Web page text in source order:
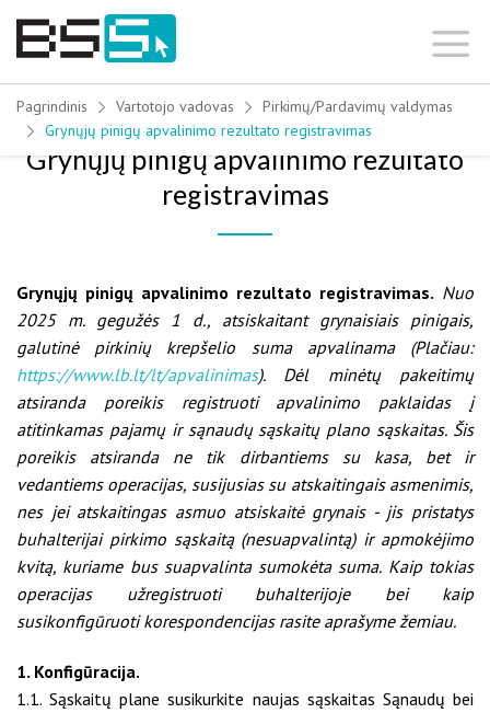
Skip
Pagrindinis Vartotojo vadovas
Pirkimų/Pardavimų valdymas
Grynųjų pinigų apvalinimo rezultato registravimas
Grynųjų pinigų apvalinimo rezultato
registravimas
Grynųjų pinigų apvalinimo rezultato registravimas. Nuo
2025 m. gegužės 1 d., atsiskaitant grynaisiais pinigais,
galutinė pirkinių krepšelio suma apvalinama (Plačiau:
https://www.lb.lt/lt/apvalinimas). Dėl minėtų pakeitimų
atsiranda poreikis registruoti apvalinimo paklaidas į
atitinkamas pajamų ir sąnaudų sąskaitų plano sąskaitas. Šis
poreikis atsiranda ne tik dirbantiems su kasa, bet ir
vedantiems operacijas, susijusias su atskaitingais asmenimis,
nes jei atskaitingas asmuo atsiskaitė grynais - jis pristatys
buhalterijai pirkimo sąskaitą (nesuapvalintą) ir apmokėjimo
kvitą, kuriame bus suapvalinta sumokėta suma. Kaip tokias
operacijas užregistruoti buhalterijoje bei kaip
susikonfigūruoti korespondencijas rasite aprašyme žemiau.
1. Konfigūracija.
1.1. Sąskaitų plane susikurkite naujas sąskaitas Sąnaudų bei